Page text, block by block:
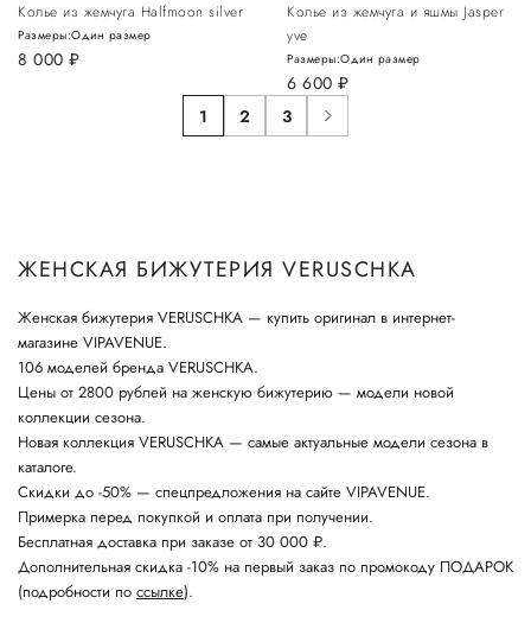
Колье из жемчуга Halfmoon silver
8 000 руб.
Размеры:Один размер
Колье из жемчуга и яшмы Jasper
yve
6 600 руб.
Размеры:Один размер
1 2 3
ЖЕНСКАЯ БИЖУТЕРИЯ VERUSCHKA
Женская бижутерия VERUSCHKA — купить оригинал в интернет-
магазине VIPAVENUE.
106 моделей бренда VERUSCHKA.
Цены от 2800 рублей на женскую бижутерию — модели новой
коллекции сезона.
Новая коллекция VERUSCHKA — самые актуальные модели сезона в
каталоге.
Скидки до -50% — спецпредложения на сайте VIPAVENUE.
Примерка перед покупкой и оплата при получении.
Бесплатная доставка при заказе от 30 000 ₽.
Дополнительная скидка -10% на первый заказ по промокоду ПОДАРОК
(подробности по ссылке).